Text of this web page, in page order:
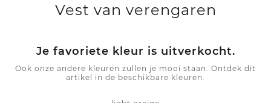
Vest van verengaren
Je favoriete kleur is uitverkocht.
Ook onze andere kleuren zullen je mooi staan. Ontdek dit
artikel in de beschikbare kleuren.